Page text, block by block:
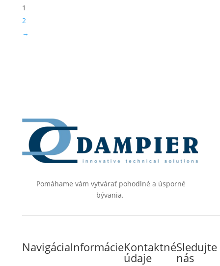
1
2
→
Pomáhame vám vytvárať pohodlné a úsporné
bývania.
NavigáciaInformácieKontaktné
údaje
Sledujte
nás